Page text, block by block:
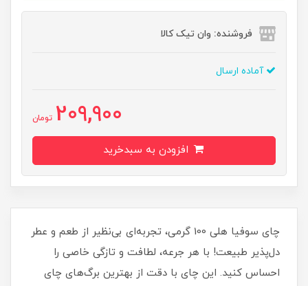
فروشنده: وان تیک کالا
آماده ارسال
209,900 تومان
چای سوفیا هلی 100 گرمی، تجربه‌ای بی‌نظیر از طعم و عطر
دل‌پذیر طبیعت! با هر جرعه، لطافت و تازگی خاصی را
احساس کنید. این چای با دقت از بهترین برگ‌های چای